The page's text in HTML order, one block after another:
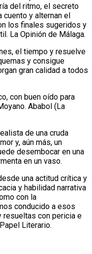
del ritmo, el secreto
cuento y alternan el
los finales sugeridos y
La Opinión de Málaga.
el tiempo y resuelve
y consigue
gran calidad a todos
con buen oído para
Ababol (La
de una cruda
y, aún más, un
desembocar en una
en un vaso.
una actitud crítica y
y habilidad narrativa
con la
conducido a esos
resueltas con pericia e
Literario.